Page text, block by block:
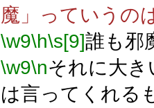
魔」っていうの
\w9\h\s[9]誰も邪
\w9\nそれに大
は言ってくれる